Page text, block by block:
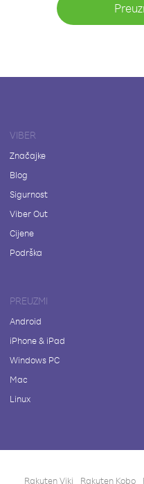
VIBER
Značajke
Blog
Sigurnost
Viber Out
Cijene
Podrška
PREUZMI
Android
iPhone & iPad
Windows PC
Mac
Linux
Rakuten Viki Rakuten Kobo